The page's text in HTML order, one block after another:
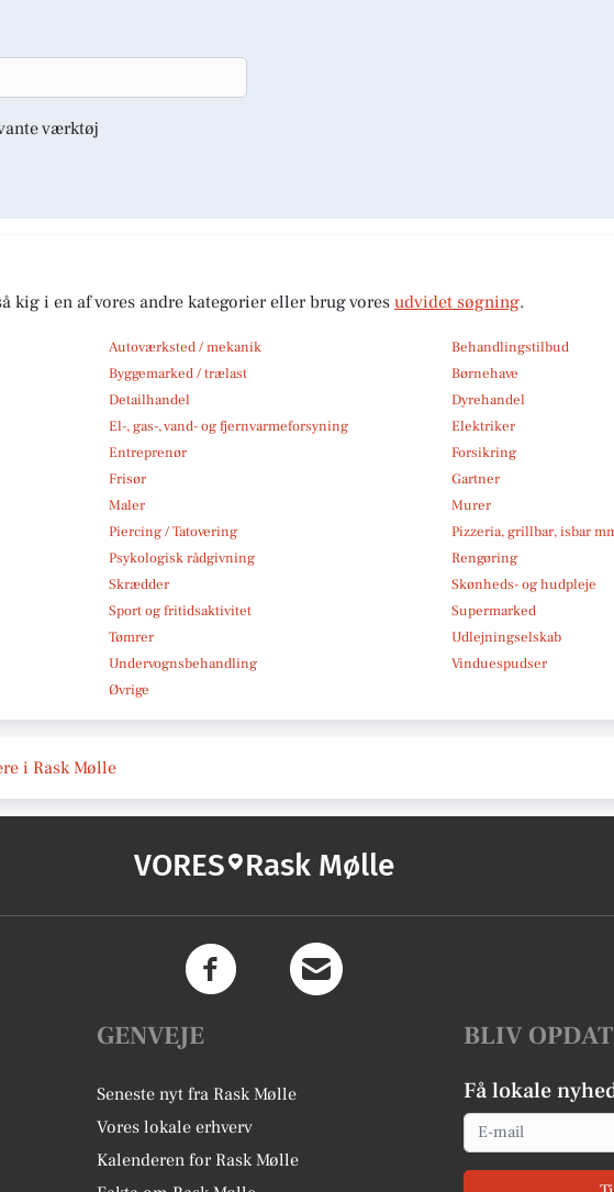
værktøj
kig i en af vores andre kategorier eller brug vores udvidet søgning.
Autoværksted / mekanik
Behandlingstilbud
Byggemarked / trælast
Børnehave
Detailhandel
Dyrehandel
El-, gas-, vand- og fjernvarmeforsyning
Elektriker
Entreprenør
Forsikring
Frisør
Gartner
Maler
Murer
Piercing / Tatovering
Pizzeria, grillbar, isbar
Psykologisk rådgivning
Rengøring
Skrædder
Skønheds- og hudpleje
Sport og fritidsaktivitet
Supermarked
Tømrer
Udlejningselskab
Undervognsbehandling
Vinduespudser
Øvrige
i Rask Mølle
VORES Rask Mølle
GENVEJE
Seneste nyt fra Rask Mølle
Vores lokale erhverv
Kalenderen for Rask Mølle
BLIV
Få lokale
Email